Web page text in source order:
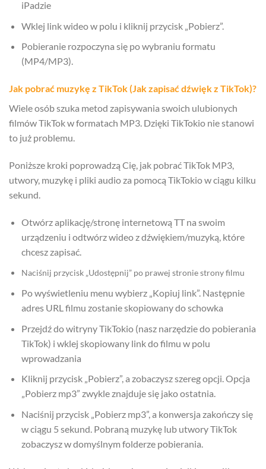
iPadzie
Wklej link wideo w polu i kliknij przycisk „Pobierz”.
Pobieranie rozpoczyna się po wybraniu formatu
(MP4/MP3).
Jak pobrać muzykę z TikTok (Jak zapisać dźwięk z TikTok)?
Wiele osób szuka metod zapisywania swoich ulubionych
filmów TikTok w formatach MP3. Dzięki TikTokio nie stanowi
to już problemu.
Poniższe kroki poprowadzą Cię, jak pobrać TikTok MP3,
utwory, muzykę i pliki audio za pomocą TikTokio w ciągu kilku
sekund.
Otwórz aplikację/stronę internetową TT na swoim
urządzeniu i odtwórz wideo z dźwiękiem/muzyką, które
chcesz zapisać.
Naciśnij przycisk „Udostępnij” po prawej stronie strony filmu
Po wyświetleniu menu wybierz „Kopiuj link”. Następnie
adres URL filmu zostanie skopiowany do schowka
Przejdź do witryny TikTokio (nasz narzędzie do pobierania
TikTok) i wklej skopiowany link do filmu w polu
wprowadzania
Kliknij przycisk „Pobierz”, a zobaczysz szereg opcji. Opcja
„Pobierz mp3” zwykle znajduje się jako ostatnia.
Naciśnij przycisk „Pobierz mp3”, a konwersja zakończy się
w ciągu 5 sekund. Pobraną muzykę lub utwory TikTok
zobaczysz w domyślnym folderze pobierania.